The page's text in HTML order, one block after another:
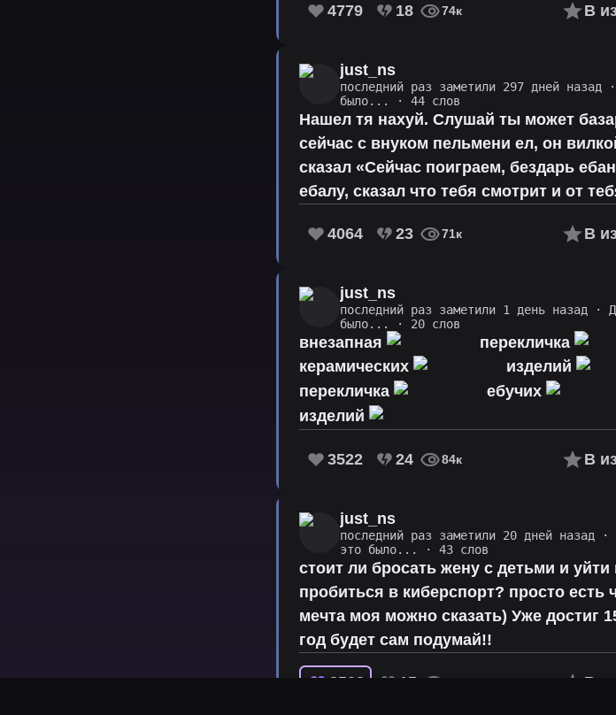
4779 18 74к В
just_ns
последний раз заметили 297 дней назад ·
было...
· 44 слов
Нашел тя нахуй. Слушай ты может
сейчас с внуком пельмени ел, он
сказал «Сейчас поиграем, бездарь
ебалу, сказал что тебя смотрит и от
4064 23 71к В
just_ns
последний раз заметили 1 день назад ·
было...
· 20 слов
внезапная перекличка
керамических
изделий
перекличка
ебучих
изделий
3522 24 84к В
just_ns
последний раз заметили 20 дней назад ·
это было...
· 43 слов
стоит ли бросать жену с детьми и уйти
пробиться в киберспорт? просто есть
мечта моя можно сказать) Уже достиг
год будет сам подумай!!
3508 15 В